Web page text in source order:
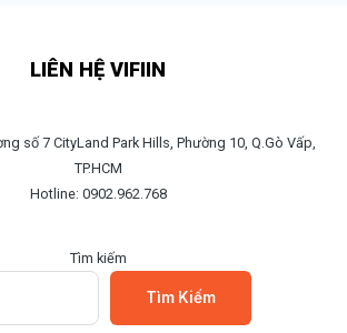
LIÊN HỆ VIFIIN
số 7 CityLand Park Hills, Phường 10, Q.Gò Vấp,
TP.HCM
Hotline: 0902.962.768
Tìm kiếm
Tìm Kiếm